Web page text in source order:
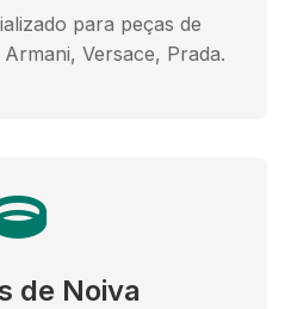
para peças de
Versace, Prada.
de Noiva